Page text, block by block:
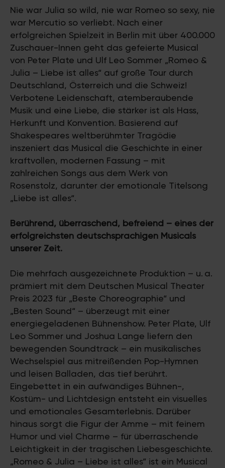
Nie war Julia so wild, nie war Romeo so sexy, nie
war Mercutio so verliebt. Nach einer
erfolgreichen Spielzeit in Berlin mit über 400.000
Zuschauer-Innen geht das gefeierte Musical
von Peter Plate und Ulf Leo Sommer „Romeo &
Julia – Liebe ist alles“ auf große Tour durch
Deutschland, Österreich und die Schweiz!
Verbotene Leidenschaft, atemberaubende
Musik und eine Liebe, die stärker ist als Hass,
Herkunft und Konvention. Basierend auf
Shakespeares weltberühmter Tragödie
inszeniert das Musical die Geschichte in einer
kraftvollen, modernen Fassung – mit
zahlreichen Songs aus dem Werk von
Rosenstolz, darunter der emotionale Titelsong
„Liebe ist alles“.
Berührend, überraschend, befreiend – eines der
erfolgreichsten deutschsprachigen Musicals
unserer Zeit.
Die mehrfach ausgezeichnete Produktion – u. a.
prämiert mit dem Deutschen Musical Theater
Preis 2023 für „Beste Choreographie“ und
„Besten Sound“ – überzeugt mit einer
energiegeladenen Bühnenshow. Peter Plate, Ulf
Leo Sommer und Joshua Lange liefern den
bewegenden Soundtrack – ein musikalisches
Wechselspiel aus mitreißenden Pop-Hymnen
und leisen Balladen, das tief berührt.
Eingebettet in ein aufwändiges Bühnen-,
Kostüm- und Lichtdesign entsteht ein visuelles
und emotionales Gesamterlebnis. Darüber
hinaus sorgt die Figur der Amme – mit feinem
Humor und viel Charme – für überraschende
Leichtigkeit in der tragischen Liebesgeschichte.
„Romeo & Julia – Liebe ist alles“ ist ein Musical